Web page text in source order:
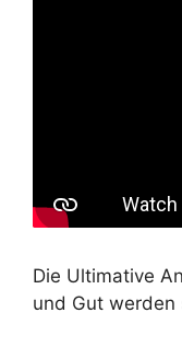
Die Ultimative
und Gut werden